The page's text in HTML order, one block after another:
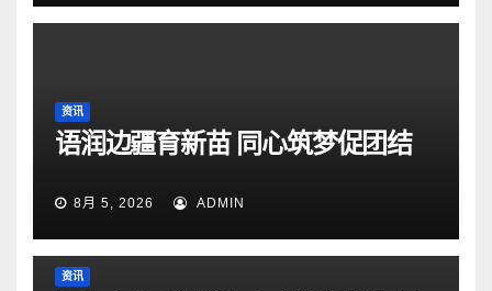
资讯
语润边疆育新苗 同心筑梦促团结
8月 5, 2026 ADMIN
资讯